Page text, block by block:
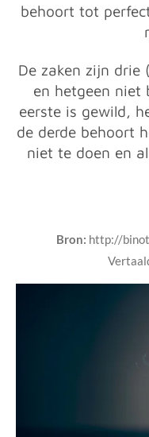
behoort tot
De zaken zijn
en hetgeen niet
eerste is gewild,
de derde behoort
niet te doen en
Bron: http://